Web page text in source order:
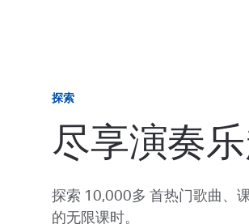
探索
尽享演奏
探索 10,000多 首热门歌曲、
的无限课时。